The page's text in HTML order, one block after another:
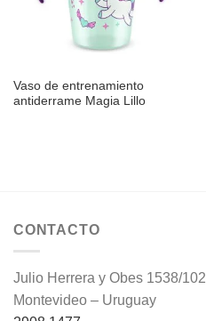
Vaso de entrenamiento
antiderrame Magia Lillo
CONTACTO
Julio Herrera y Obes 1538/102
Montevideo – Uruguay